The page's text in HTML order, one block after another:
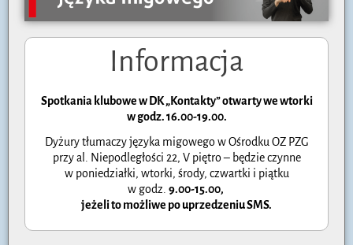
Informacja
Spotkania klubowe w DK „Kontakty” otwarty we wtorki
w godz. 16.00-19.00.
Dyżury tłumaczy języka migowego w Ośrodku OZ PZG
przy al. Niepodległości 22, V piętro – będzie czynne
w poniedziałki, wtorki, środy, czwartki i piątku
w godz. 9.00-15.00,
jeżeli to możliwe po uprzedzeniu SMS.